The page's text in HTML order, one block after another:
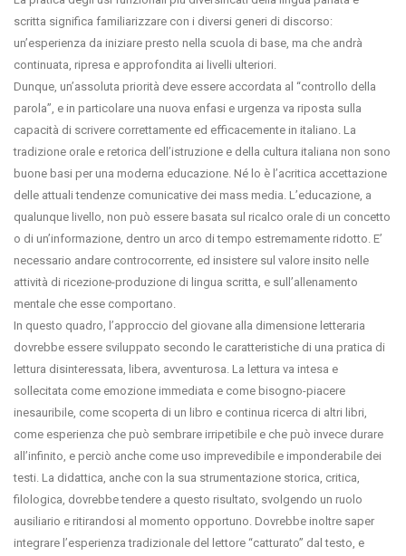
scritta significa familiarizzare con i diversi generi di discorso:
un’esperienza da iniziare presto nella scuola di base, ma che andrà
continuata, ripresa e approfondita ai livelli ulteriori.
Dunque, un’assoluta priorità deve essere accordata al “controllo della
parola”, e in particolare una nuova enfasi e urgenza va riposta sulla
capacità di scrivere correttamente ed efficacemente in italiano. La
tradizione orale e retorica dell’istruzione e della cultura italiana non sono
buone basi per una moderna educazione. Né lo è l’acritica accettazione
delle attuali tendenze comunicative dei mass media. L’educazione, a
qualunque livello, non può essere basata sul ricalco orale di un concetto
o di un’informazione, dentro un arco di tempo estremamente ridotto. E’
necessario andare controcorrente, ed insistere sul valore insito nelle
attività di ricezione-produzione di lingua scritta, e sull’allenamento
mentale che esse comportano.
In questo quadro, l’approccio del giovane alla dimensione letteraria
dovrebbe essere sviluppato secondo le caratteristiche di una pratica di
lettura disinteressata, libera, avventurosa. La lettura va intesa e
sollecitata come emozione immediata e come bisogno-piacere
inesauribile, come scoperta di un libro e continua ricerca di altri libri,
come esperienza che può sembrare irripetibile e che può invece durare
all’infinito, e perciò anche come uso imprevedibile e imponderabile dei
testi. La didattica, anche con la sua strumentazione storica, critica,
filologica, dovrebbe tendere a questo risultato, svolgendo un ruolo
ausiliario e ritirandosi al momento opportuno. Dovrebbe inoltre saper
integrare l’esperienza tradizionale del lettore “catturato” dal testo, e